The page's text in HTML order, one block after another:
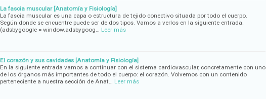
La fascia muscular [Anatomía y Fisiología]
La fascia muscular es una capa o estructura de tejido conectivo situada por todo el cuerpo.
Según donde se encuentre puede ser de dos tipos. Vamos a verlos en la siguiente entrada.
(adsbygoogle = window.adsbygoog…
Leer más
El corazón y sus cavidades [Anatomía y Fisiología]
En la siguiente entrada vamos a continuar con el sistema cardiovascular, concretamente con uno
de los órganos más importantes de todo el cuerpo: el corazón. Volvemos con un contenido
perteneciente a nuestra sección de Anat…
Leer más